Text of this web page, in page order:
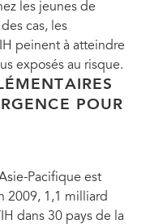
les jeunes de
cas, les
peinent à atteindre
exposés au risque.
POUR
Pacifique est
2009, 1,1 milliard
dans 30 pays de la